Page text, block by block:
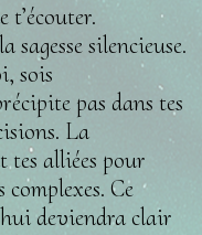
t’écouter.
sagesse silencieuse.
sois
pas dans tes
La
alliées pour
Ce
deviendra clair